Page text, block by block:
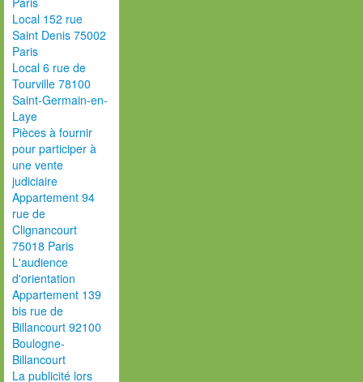
Local 152 rue
Saint Denis 75002
Paris
Local 6 rue de
Tourville 78100
Saint-Germain-en-
Laye
Pièces à fournir
pour participer à
une vente
judiciaire
Appartement 94
rue de
Clignancourt
75018 Paris
L'audience
d'orientation
Appartement 139
bis rue de
Billancourt 92100
Boulogne-
Billancourt
La publicité lors